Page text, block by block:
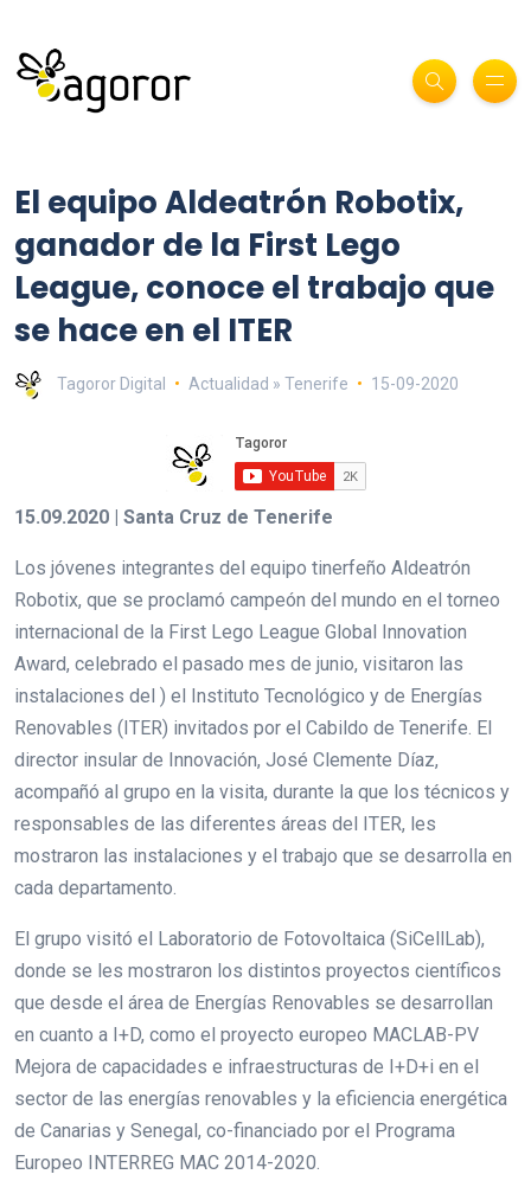
El equipo Aldeatrón Robotix,
ganador de la First Lego
League, conoce el trabajo que
se hace en el ITER
Tagoror Digital Actualidad » Tenerife 15-09-2020
15.09.2020 | Santa Cruz de Tenerife
Los jóvenes integrantes del equipo tinerfeño Aldeatrón
Robotix, que se proclamó campeón del mundo en el torneo
internacional de la First Lego League Global Innovation
Award, celebrado el pasado mes de junio, visitaron las
instalaciones del ) el Instituto Tecnológico y de Energías
Renovables (ITER) invitados por el Cabildo de Tenerife. El
director insular de Innovación, José Clemente Díaz,
acompañó al grupo en la visita, durante la que los técnicos y
responsables de las diferentes áreas del ITER, les
mostraron las instalaciones y el trabajo que se desarrolla en
cada departamento.
El grupo visitó el Laboratorio de Fotovoltaica (SiCellLab),
donde se les mostraron los distintos proyectos científicos
que desde el área de Energías Renovables se desarrollan
en cuanto a I+D, como el proyecto europeo MACLAB-PV
Mejora de capacidades e infraestructuras de I+D+i en el
sector de las energías renovables y la eficiencia energética
de Canarias y Senegal, co-financiado por el Programa
Europeo INTERREG MAC 2014-2020.